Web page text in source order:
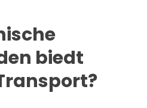
biedt